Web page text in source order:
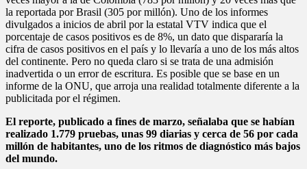
la reportada por Brasil (305 por millón). Uno de los informes
divulgados a inicios de abril por la estatal VTV indica que el
porcentaje de casos positivos es de 8%, un dato que dispararía la
cifra de casos positivos en el país y lo llevaría a uno de los más altos
del continente. Pero no queda claro si se trata de una admisión
inadvertida o un error de escritura. Es posible que se base en un
informe de la ONU, que arroja una realidad totalmente diferente a la
publicitada por el régimen.
El reporte, publicado a fines de marzo, señalaba que se habían
realizado 1.779 pruebas, unas 99 diarias y cerca de 56 por cada
millón de habitantes, uno de los ritmos de diagnóstico más bajos
del mundo.